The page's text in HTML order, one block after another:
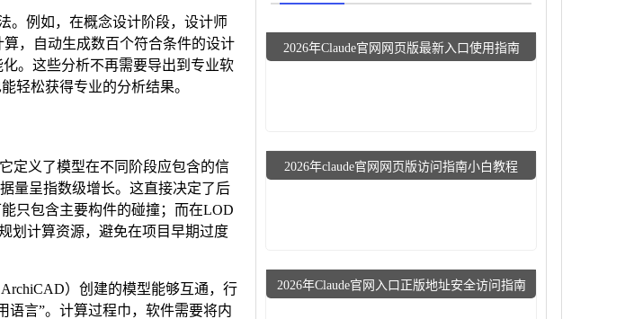
。例如，在概念设计阶段，设计师
，自动生成数百个符合条件的设计
。这些分析不再需要导出到专业软
轻松获得专业的分析结果。
定义了模型在不同阶段应包含的信
量呈指数级增长。这直接决定了后
只包含主要构件的碰撞；而在LOD
划计算资源，避免在项目早期过度
）创建的模型能够互通，行
语言”。计算过程巾，软件需要将内
2026年Claude官网网页版最新入口使用指南
2026年claude官网网页版访问指南小白教程
2026年Claude官网入口正版地址安全访问指南